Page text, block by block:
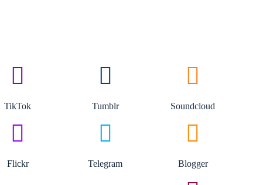
TikTok Tumblr Soundcloud
Flickr Telegram Blogger